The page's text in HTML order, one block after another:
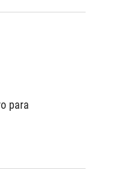
para